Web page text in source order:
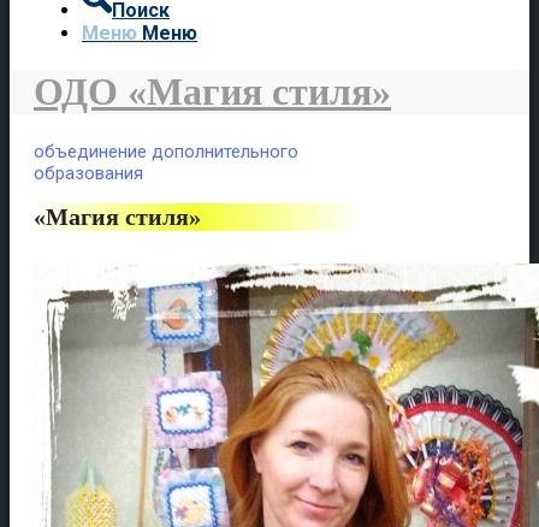
Поиск
Меню Меню
ОДО «Магия стиля»
объединение дополнительного
образования
«Магия стиля»